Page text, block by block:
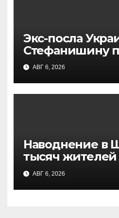
Экс-посла
Стефанишину
в незаконном
на 13,9 млн грн:
НАБУ
АВГ 6, 2026
Наводнение в
тысяч жителей
из-за
есть жертвы
АВГ 6, 2026